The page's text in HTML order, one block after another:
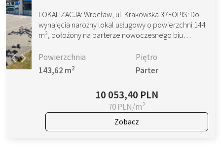
LOKALIZACJA: Wrocław, ul. Krakowska 37FOPIS: Do
wynajęcia narożny lokal usługowy o powierzchni 144
m², położony na parterze nowoczesnego biu…
Powierzchnia
143,62 m2
Piętro
Parter
10 053,40 PLN
70 PLN/m2
Zobacz